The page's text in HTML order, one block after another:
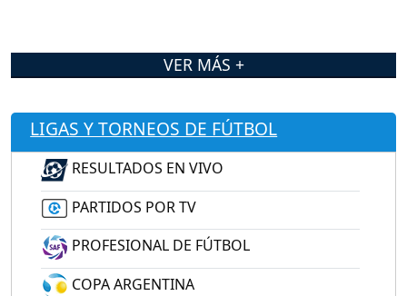
VER MÁS +
LIGAS Y TORNEOS DE FÚTBOL
RESULTADOS EN VIVO
PARTIDOS POR TV
PROFESIONAL DE FÚTBOL
COPA ARGENTINA